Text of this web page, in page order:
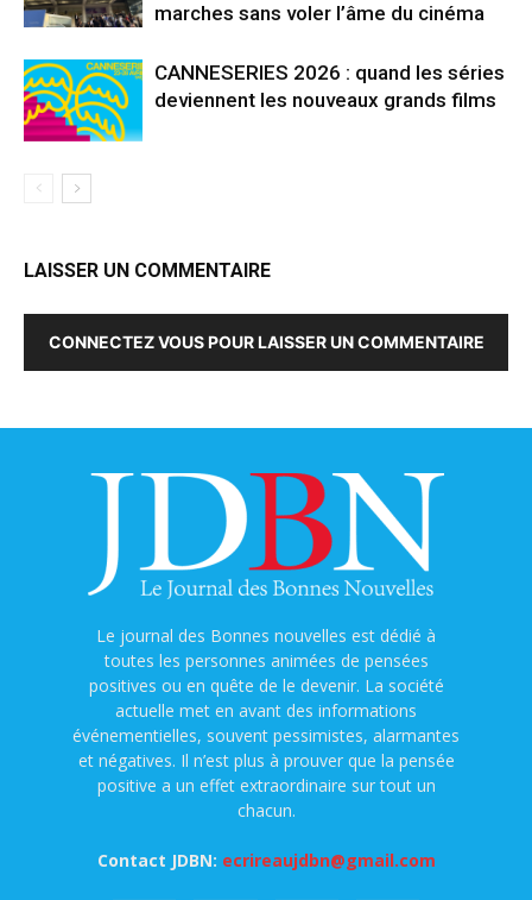
marches sans voler l’âme du cinéma
CANNESERIES 2026 : quand les séries
deviennent les nouveaux grands films
LAISSER UN COMMENTAIRE
CONNECTEZ VOUS POUR LAISSER UN COMMENTAIRE
Le journal des Bonnes nouvelles est dédié à
toutes les personnes animées de pensées
positives ou en quête de le devenir. La société
actuelle met en avant des informations
événementielles, souvent pessimistes, alarmantes
et négatives. Il n’est plus à prouver que la pensée
positive a un effet extraordinaire sur tout un
chacun.
Contact JDBN: ecrireaujdbn@gmail.com